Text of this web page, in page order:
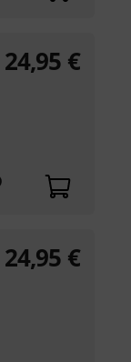
24,95 €
24,95 €